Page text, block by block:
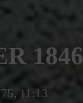
1846
11:13